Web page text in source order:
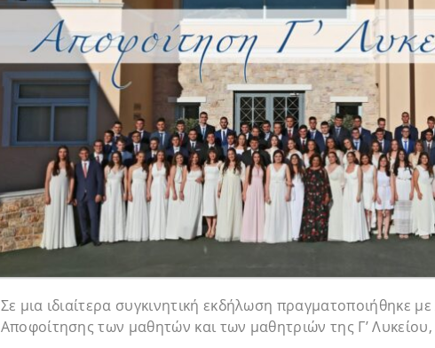
Σε μια ιδιαίτερα συγκινητική εκδήλωση πραγματοποιήθηκε
Αποφοίτησης των μαθητών και των μαθητριών της Γ’